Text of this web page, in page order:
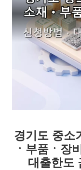
경기도 중소
ㆍ부품ㆍ장
대출한도